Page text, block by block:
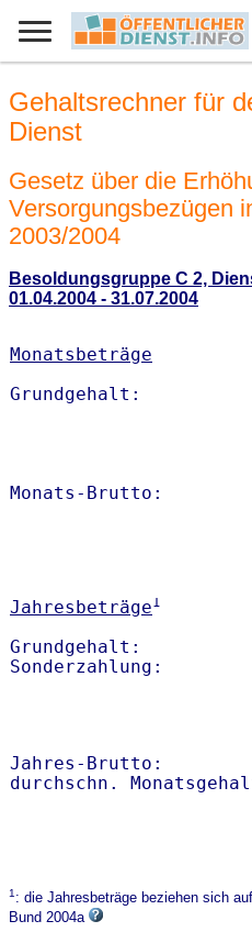
Gehaltsrechner für
Dienst
Gesetz über die
Versorgungsbezügen
2003/2004
Besoldungsgruppe C 2,
01.04.2004 - 31.07.2004
Monatsbeträge
Monats-
Jahresbeträge1
Grundgehalt:
Jahres-
1: die Jahresbeträge beziehen sich
Bund 2004a